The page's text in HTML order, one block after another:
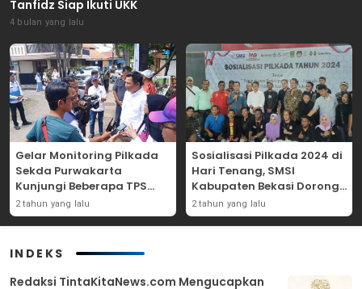
Tanfidz Siap Ikuti UKK
4 bulan yang lalu
Gelar Monitoring Pilkada
Sekda Purwakarta
Kunjungi Beberapa TPS
Yang Ada Di Purwakarta
2 tahun yang lalu
Sosialisasi Pilkada 2024 di
Hari Tenang, SMSI
Kabupaten Bekasi Dorong
Angka Partisipasi
Masyarakat
2 tahun yang lalu
INDEKS
Redaksi TintaKitaNews.com Mengucapkan